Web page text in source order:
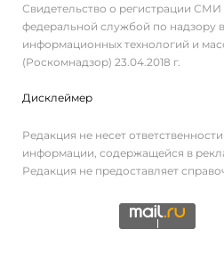
Свидетельство о регистрации
федеральной службой по надзору в
информационных технологий и
(Роскомнадзор) 23.04.2018 г.
Дисклеймер
Редакция не несет
информации, содержащейся в
Редакция не предоставляет